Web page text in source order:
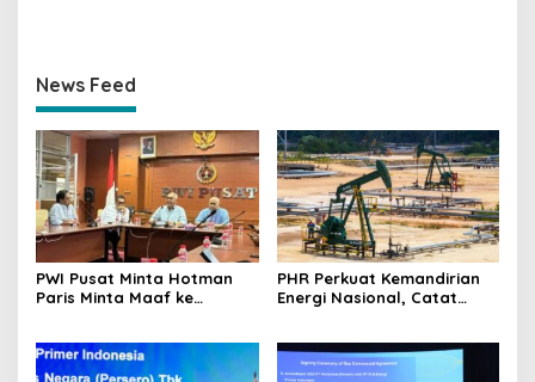
News Feed
PWI Pusat Minta Hotman
Paris Minta Maaf ke
Dihormati
PHR Perkuat Kemandirian
Energi Nasional, Catat